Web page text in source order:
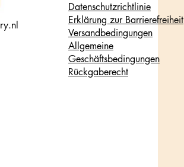
Datenschutzrichtlinie
Erklärung zur Barrierefreiheit
Versandbedingungen
Allgemeine
Geschäftsbedingungen
Rückgaberecht